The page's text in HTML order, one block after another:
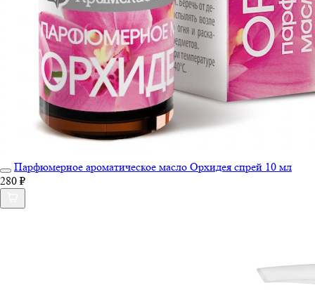
Парфюмерное ароматическое масло Орхидея спрей 10 мл
280 ₽